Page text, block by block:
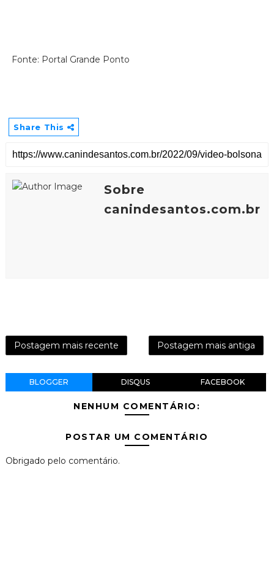
Fonte: Portal Grande Ponto
Share This
Sobre
canindesantos.com.br
Postagem mais recente Postagem mais antiga
BLOGGER DISQUS FACEBOOK
NENHUM COMENTÁRIO:
POSTAR UM COMENTÁRIO
Obrigado pelo comentário.